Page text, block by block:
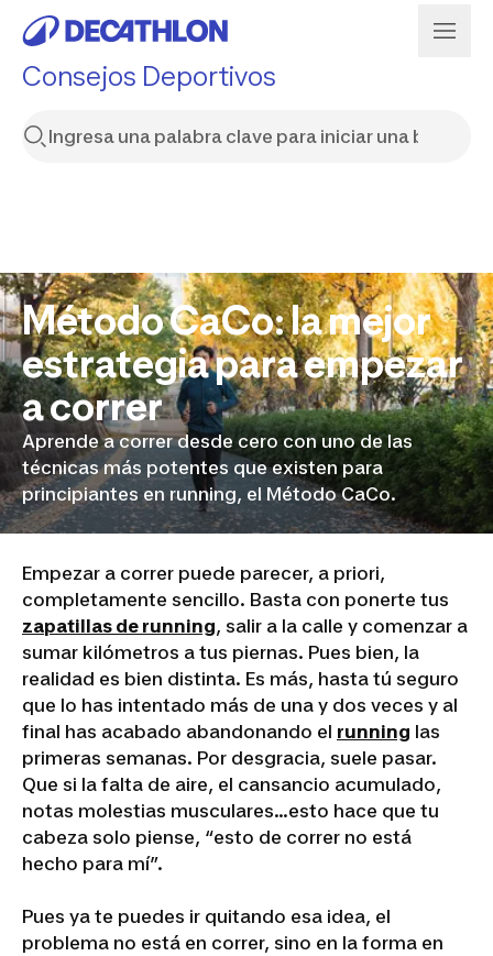
Consejos Deportivos
Método CaCo: la mejor
estrategia para empezar
a correr
Aprende a correr desde cero con uno de las
técnicas más potentes que existen para
principiantes en running, el Método CaCo.
Empezar a correr puede parecer, a priori,
completamente sencillo. Basta con ponerte tus
zapatillas de running, salir a la calle y comenzar a
sumar kilómetros a tus piernas. Pues bien, la
realidad es bien distinta. Es más, hasta tú seguro
que lo has intentado más de una y dos veces y al
final has acabado abandonando el running las
primeras semanas. Por desgracia, suele pasar.
Que si la falta de aire, el cansancio acumulado,
notas molestias musculares…esto hace que tu
cabeza solo piense, “esto de correr no está
hecho para mí”.
Pues ya te puedes ir quitando esa idea, el
problema no está en correr, sino en la forma en